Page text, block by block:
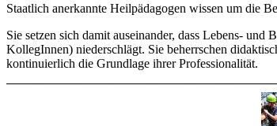
Staatlich anerkannte Heilpädagogen wissen um die
Sie setzen sich damit auseinander, dass Lebens-
KollegInnen) niederschlägt. Sie beherrschen
kontinuierlich die Grundlage ihrer Professionalität.